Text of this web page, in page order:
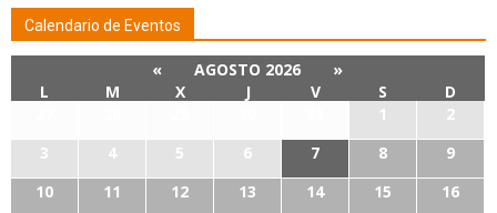
Calendario de Eventos
« AGOSTO 2026
»
L
M X J V S
D
1
2
3
4 5 6 7 8
9
10
11 12 13 14 15
16